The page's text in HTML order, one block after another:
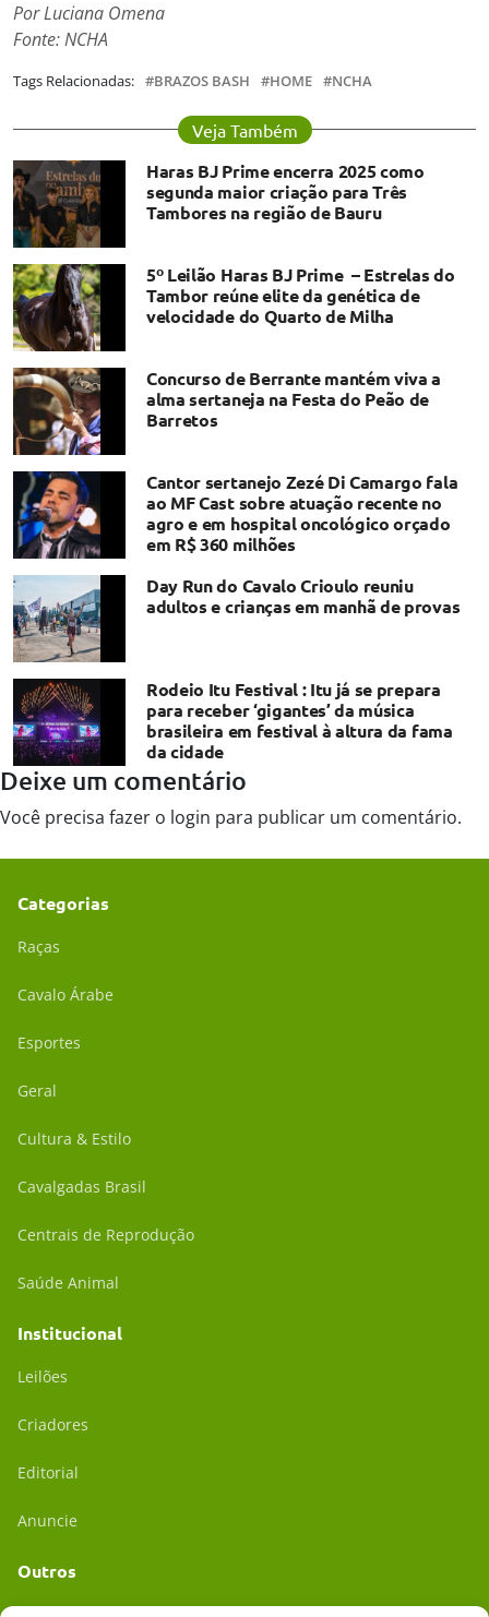
Por Luciana Omena
Fonte: NCHA
Tags Relacionadas: BRAZOS BASH HOME NCHA
Veja Também
Haras BJ Prime encerra 2025 como
segunda maior criação para Três
Tambores na região de Bauru
5º Leilão Haras BJ Prime – Estrelas do
Tambor reúne elite da genética de
velocidade do Quarto de Milha
Concurso de Berrante mantém viva a
alma sertaneja na Festa do Peão de
Barretos
Cantor sertanejo Zezé Di Camargo fala
ao MF Cast sobre atuação recente no
agro e em hospital oncológico orçado
em R$ 360 milhões
Day Run do Cavalo Crioulo reuniu
adultos e crianças em manhã de provas
Rodeio Itu Festival : Itu já se prepara
para receber ‘gigantes’ da música
brasileira em festival à altura da fama
da cidade
Deixe um comentário
Você precisa fazer o login para publicar um comentário.
Categorias
Raças
Cavalo Árabe
Esportes
Geral
Cultura & Estilo
Cavalgadas Brasil
Centrais de Reprodução
Saúde Animal
Institucional
Leilões
Criadores
Editorial
Anuncie
Outros